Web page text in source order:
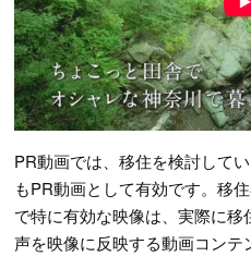
PR動画では、移住を検討して
もPR動画として有効です。移
で特に有効な映像は、実際に
声を映像に反映する動画コンテ